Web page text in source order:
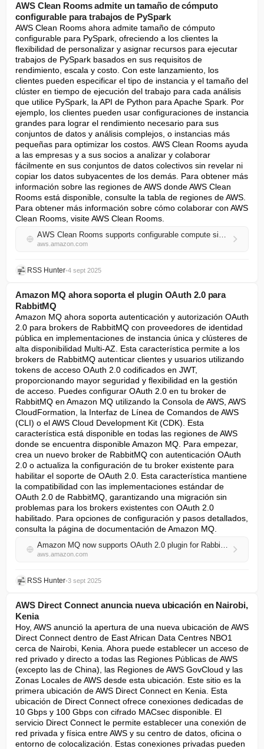
AWS Clean Rooms admite un tamaño de cómputo
configurable para trabajos de PySpark
AWS Clean Rooms ahora admite tamaño de cómputo
configurable para PySpark, ofreciendo a los clientes la
flexibilidad de personalizar y asignar recursos para ejecutar
trabajos de PySpark basados en sus requisitos de
rendimiento, escala y costo. Con este lanzamiento, los
clientes pueden especificar el tipo de instancia y el tamaño del
clúster en tiempo de ejecución del trabajo para cada análisis
que utilice PySpark, la API de Python para Apache Spark. Por
ejemplo, los clientes pueden usar configuraciones de instancia
grandes para lograr el rendimiento necesario para sus
conjuntos de datos y análisis complejos, o instancias más
pequeñas para optimizar los costos. AWS Clean Rooms ayuda
a las empresas y a sus socios a analizar y colaborar
fácilmente en sus conjuntos de datos colectivos sin revelar ni
copiar los datos subyacentes de los demás. Para obtener más
información sobre las regiones de AWS donde AWS Clean
Rooms está disponible, consulte la tabla de regiones de AWS.
Para obtener más información sobre cómo colaborar con AWS
Clean Rooms, visite AWS Clean Rooms.
AWS Clean Rooms supports configurable compute size for PySpark jobs
aws.amazon.com
RSS Hunter•4 sept 2025
Amazon MQ ahora soporta el plugin OAuth 2.0 para
RabbitMQ
Amazon MQ ahora soporta autenticación y autorización OAuth
2.0 para brokers de RabbitMQ con proveedores de identidad
pública en implementaciones de instancia única y clústeres de
alta disponibilidad Multi-AZ. Esta característica permite a los
brokers de RabbitMQ autenticar clientes y usuarios utilizando
tokens de acceso OAuth 2.0 codificados en JWT,
proporcionando mayor seguridad y flexibilidad en la gestión
de acceso. Puedes configurar OAuth 2.0 en tu broker de
RabbitMQ en Amazon MQ utilizando la Consola de AWS, AWS
CloudFormation, la Interfaz de Línea de Comandos de AWS
(CLI) o el AWS Cloud Development Kit (CDK). Esta
característica está disponible en todas las regiones de AWS
donde se encuentra disponible Amazon MQ. Para empezar,
crea un nuevo broker de RabbitMQ con autenticación OAuth
2.0 o actualiza la configuración de tu broker existente para
habilitar el soporte de OAuth 2.0. Esta característica mantiene
la compatibilidad con las implementaciones estándar de
OAuth 2.0 de RabbitMQ, garantizando una migración sin
problemas para los brokers existentes con OAuth 2.0
habilitado. Para opciones de configuración y pasos detallados,
consulta la página de documentación de Amazon MQ.
Amazon MQ now supports OAuth 2.0 plugin for RabbitMQ
aws.amazon.com
RSS Hunter•3 sept 2025
AWS Direct Connect anuncia nueva ubicación en Nairobi,
Kenia
Hoy, AWS anunció la apertura de una nueva ubicación de AWS
Direct Connect dentro de East African Data Centres NBO1
cerca de Nairobi, Kenia. Ahora puede establecer un acceso de
red privado y directo a todas las Regiones Públicas de AWS
(excepto las de China), las Regiones de AWS GovCloud y las
Zonas Locales de AWS desde esta ubicación. Este sitio es la
primera ubicación de AWS Direct Connect en Kenia. Esta
ubicación de Direct Connect ofrece conexiones dedicadas de
10 Gbps y 100 Gbps con cifrado MACsec disponible. El
servicio Direct Connect le permite establecer una conexión de
red privada y física entre AWS y su centro de datos, oficina o
entorno de colocalización. Estas conexiones privadas pueden